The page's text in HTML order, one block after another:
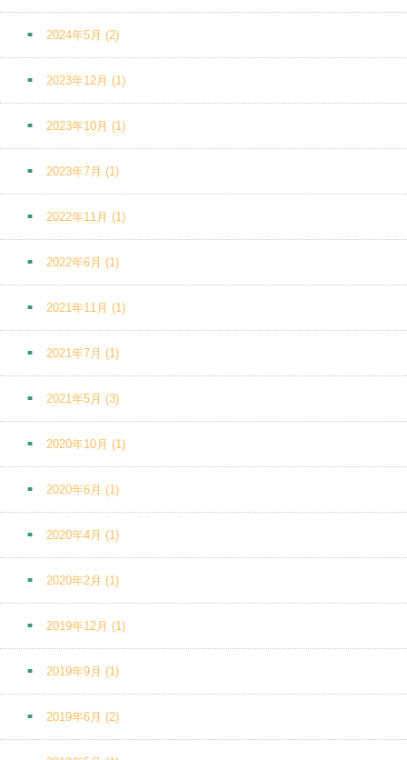
2024年5月 (2)
2023年12月 (1)
2023年10月 (1)
2023年7月 (1)
2022年11月 (1)
2022年6月 (1)
2021年11月 (1)
2021年7月 (1)
2021年5月 (3)
2020年10月 (1)
2020年6月 (1)
2020年4月 (1)
2020年2月 (1)
2019年12月 (1)
2019年9月 (1)
2019年6月 (2)